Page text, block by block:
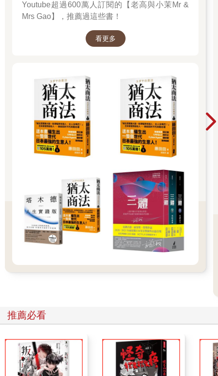
Youtube超過600萬人訂閱的【老高與小茉Mr &
Mrs Gao】，推薦過這些書！
看更多
推薦必看